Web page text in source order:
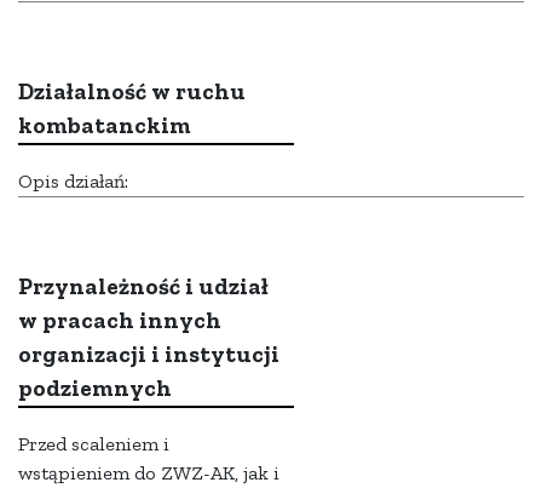
Działalność w ruchu
kombatanckim
Opis działań:
Przynależność i udział
w pracach innych
organizacji i instytucji
podziemnych
Przed scaleniem i
wstąpieniem do ZWZ-AK, jak i